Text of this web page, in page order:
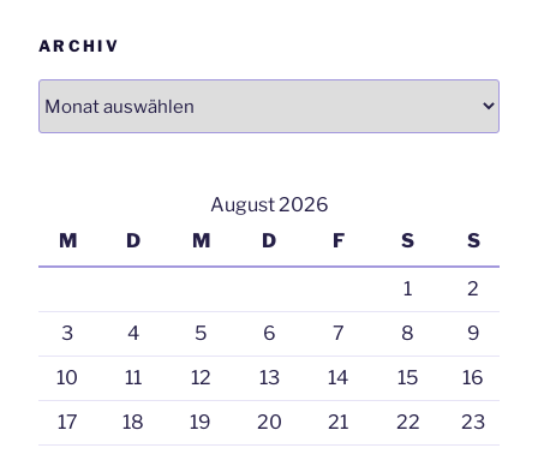
ARCHIV
August 2026
M
D M D F S S
1
2
3
4 5 6 7 8
9
10
11 12 13 14 15
16
17
18 19 20 21 22
23